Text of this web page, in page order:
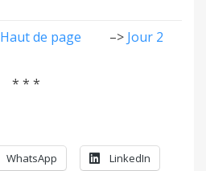
Haut de page –> Jour 2
* * *
WhatsApp LinkedIn